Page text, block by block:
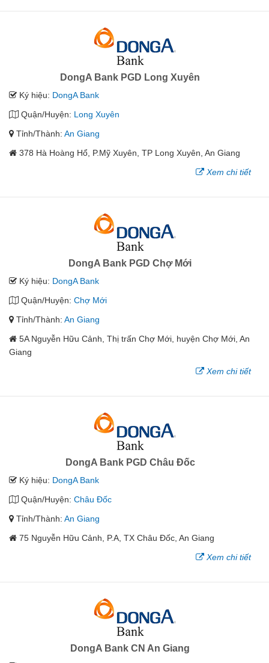
DongA Bank PGD Long Xuyên
Ký hiệu: DongA Bank
Quận/Huyện: Long Xuyên
Tỉnh/Thành: An Giang
378 Hà Hoàng Hổ, P.Mỹ Xuyên, TP Long Xuyên, An Giang
Xem chi tiết
DongA Bank PGD Chợ Mới
Ký hiệu: DongA Bank
Quận/Huyện: Chợ Mới
Tỉnh/Thành: An Giang
5A Nguyễn Hữu Cảnh, Thị trấn Chợ Mới, huyện Chợ Mới, An
Giang
Xem chi tiết
DongA Bank PGD Châu Đốc
Ký hiệu: DongA Bank
Quận/Huyện: Châu Đốc
Tỉnh/Thành: An Giang
75 Nguyễn Hữu Cảnh, P.A, TX Châu Đốc, An Giang
Xem chi tiết
DongA Bank CN An Giang